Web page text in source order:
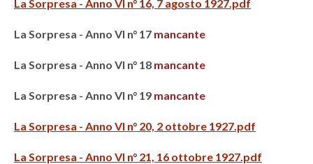
La Sorpresa - Anno VI n° 16, 7 agosto 1927.pdf
La Sorpresa - Anno VI n° 17 mancante
La Sorpresa - Anno VI n° 18 mancante
La Sorpresa - Anno VI n° 19 mancante
La Sorpresa - Anno VI n° 20, 2 ottobre 1927.pdf
La Sorpresa - Anno VI n° 21, 16 ottobre 1927.pdf